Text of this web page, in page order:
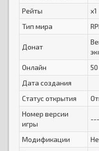
Рейты
x1
Тип мира
Донат
Онлайн
50
Дата создания
Статус открытия
Номер версии
игры
---
Модификации